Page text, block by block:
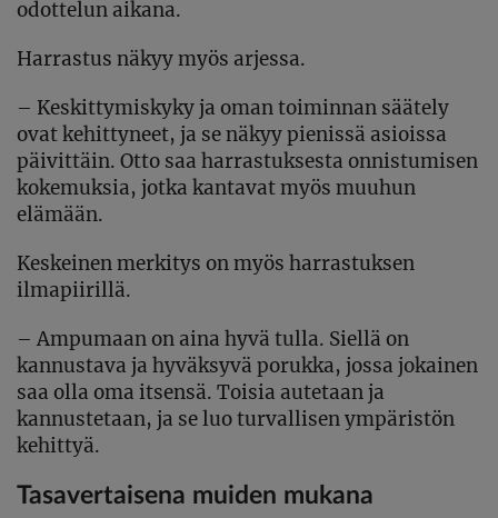
odottelun aikana.
Harrastus näkyy myös arjessa.
– Keskittymiskyky ja oman toiminnan säätely
ovat kehittyneet, ja se näkyy pienissä asioissa
päivittäin. Otto saa harrastuksesta onnistumisen
kokemuksia, jotka kantavat myös muuhun
elämään.
Keskeinen merkitys on myös harrastuksen
ilmapiirillä.
– Ampumaan on aina hyvä tulla. Siellä on
kannustava ja hyväksyvä porukka, jossa jokainen
saa olla oma itsensä. Toisia autetaan ja
kannustetaan, ja se luo turvallisen ympäristön
kehittyä.
Tasavertaisena muiden mukana